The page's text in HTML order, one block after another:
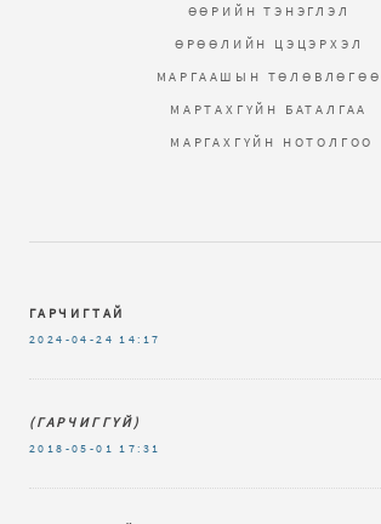
ӨӨРИЙН ТЭНЭГЛЭЛ
ӨРӨӨЛИЙН ЦЭЦЭРХЭЛ
МАРГААШЫН ТӨЛӨВЛӨГӨӨ
МАРТАХГҮЙН БАТАЛГАА
МАРГАХГҮЙН НОТОЛГОО
ГАРЧИГТАЙ
2024-04-24 14:17
(ГАРЧИГГҮЙ)
2018-05-01 17:31